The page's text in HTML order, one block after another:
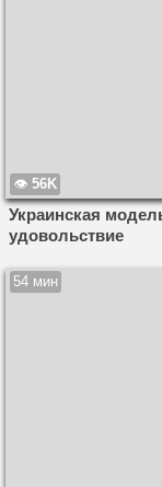
56K
Украинская
удовольствие
54 мин